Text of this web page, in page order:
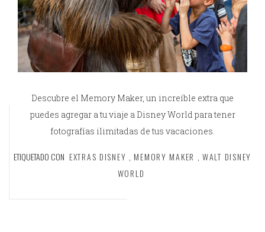
Descubre el Memory Maker, un increíble extra que
puedes agregar a tu viaje a Disney World para tener
fotografías ilimitadas de tus vacaciones.
ETIQUETADO CON EXTRAS DISNEY , MEMORY MAKER , WALT DISNEY
WORLD